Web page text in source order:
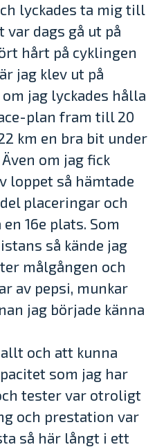
lyckades ta mig till
dags gå ut på
hårt på cyklingen
jag klev ut på
jag lyckades hålla
plan fram till 20
km en bra bit under
om jag fick
loppet så hämtade
placeringar och
16e plats. Som
så kände jag
målgången och
av pepsi, munkar
jag började känna
och att kunna
som jag har
tester var otroligt
och prestation var
så här långt i ett